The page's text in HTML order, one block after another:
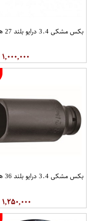
بکس مشکی 3.4 درایو بلند 27 هنس
۱,۰۰۰,۰۰۰
بکس مشکی 3.4 درایو بلند 36 هنس
۱,۲۵۰,۰۰۰